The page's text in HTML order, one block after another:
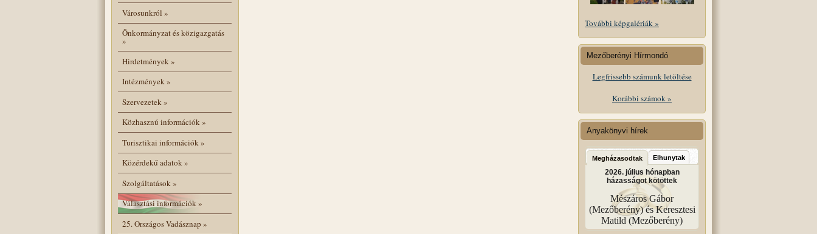
Városunkról »
Önkormányzat és közigazgatás
»
Hirdetmények»
Intézmények»
Szervezetek»
Közhasznú információk»
Turisztikai információk»
Közérdekű adatok»
Szolgáltatások»
Választási információk»
25. Országos Vadásznap »
További képgalériák »
Mezőberényi Hírmondó
Legfrissebb számunk letöltése
Korábbi számok »
Anyakönyvi hírek
Megházasodtak Elhunytak
2026. július hónapban
házasságot kötöttek
Mészáros Gábor
(Mezőberény) és Keresztesi
Matild (Mezőberény)